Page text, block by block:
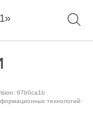
67b0ca1b
технологий: